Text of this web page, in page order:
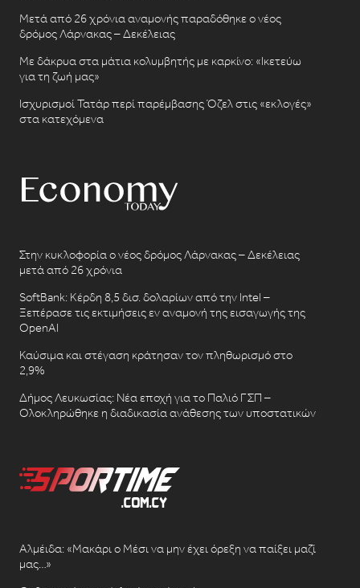
Μετά από 26 χρόνια αναμονής παραδόθηκε ο νέος
δρόμος Λάρνακας – Δεκέλειας
Με δάκρυα στα μάτια κολυμβητής με καρκίνο: «Ικετεύω
για τη ζωή μας»
Ισχυρισμοί Τατάρ περί παρέμβασης Όζελ στις «εκλογές»
στα κατεχόμενα
Στην κυκλοφορία ο νέος δρόμος Λάρνακας – Δεκέλειας
μετά από 26 χρόνια
SoftBank: Κέρδη 8,5 δισ. δολαρίων από την Intel –
Ξεπέρασε τις εκτιμήσεις εν αναμονή της εισαγωγής της
OpenAI
Καύσιμα και στέγαση κράτησαν τον πληθωρισμό στο
2,9%
Δήμος Λευκωσίας: Νέα εποχή για το Παλιό ΓΣΠ –
Ολοκληρώθηκε η διαδικασία ανάθεσης των υποστατικών
Αλμέιδα: «Μακάρι ο Μέσι να μην έχει όρεξη να παίξει μαζί
μας…»